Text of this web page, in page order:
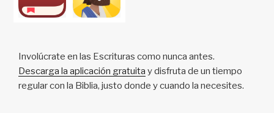
Involúcrate en las Escrituras como nunca antes.
Descarga la aplicación gratuita y disfruta de un tiempo
regular con la Biblia, justo donde y cuando la necesites.